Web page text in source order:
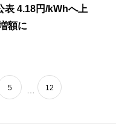
上
額に
5 12